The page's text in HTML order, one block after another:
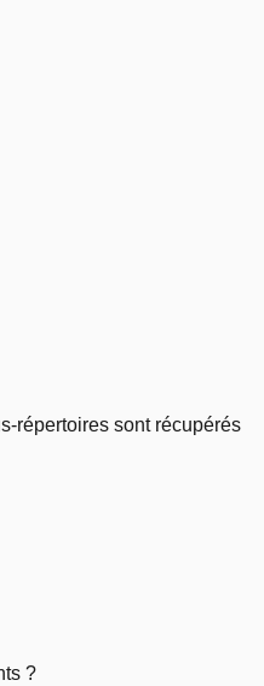
répertoires sont récupérés
?